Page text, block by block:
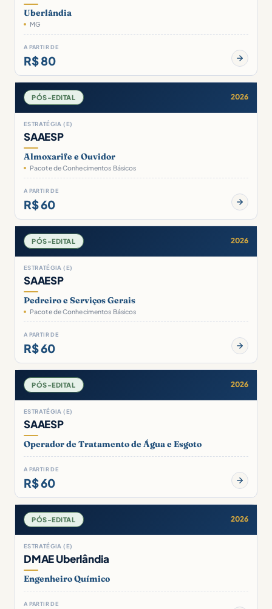
Uberlândia
MG
A PARTIR DE
R$ 80
PÓS-EDITAL 2026
ESTRATÉGIA (E)
SAAESP
Almoxarife e Ouvidor
Pacote de Conhecimentos Básicos
A PARTIR DE
R$ 60
PÓS-EDITAL 2026
ESTRATÉGIA (E)
SAAESP
Pedreiro e Serviços Gerais
Pacote de Conhecimentos Básicos
A PARTIR DE
R$ 60
PÓS-EDITAL 2026
ESTRATÉGIA (E)
SAAESP
Operador de Tratamento de Água e Esgoto
A PARTIR DE
R$ 60
PÓS-EDITAL 2026
ESTRATÉGIA (E)
DMAE Uberlândia
Engenheiro Químico
A PARTIR DE